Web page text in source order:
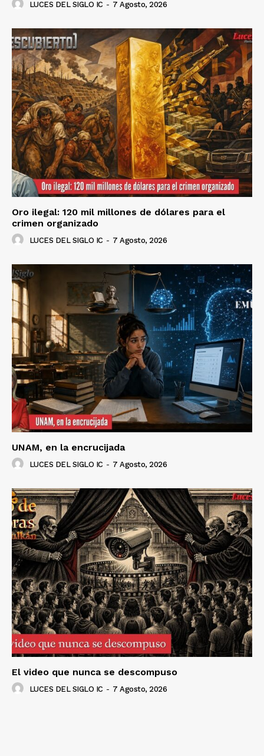
LUCES DEL SIGLO IC - 7 Agosto, 2026
Oro ilegal: 120 mil millones de dólares para el
crimen organizado
LUCES DEL SIGLO IC - 7 Agosto, 2026
UNAM, en la encrucijada
LUCES DEL SIGLO IC - 7 Agosto, 2026
El video que nunca se descompuso
LUCES DEL SIGLO IC - 7 Agosto, 2026